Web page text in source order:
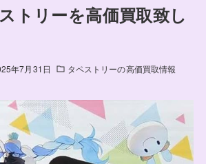
トリーを高価買取致し
年7月31日 タペストリーの高価買取情報